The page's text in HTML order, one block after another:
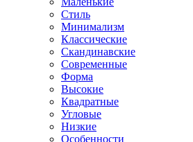
Стиль
Минимализм
Классические
Скандинавские
Современные
Форма
Высокие
Квадратные
Угловые
Низкие
Особенности